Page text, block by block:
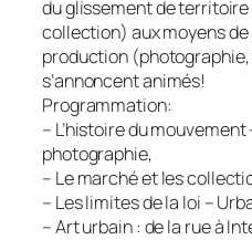
du glissement de territoire
collection) aux moyens
production
s’annoncent animés!
Programmation:
– L’histoire du
photographie,
– Le marché et les
– Les limites de la loi –
– Art urbain : de la rue à